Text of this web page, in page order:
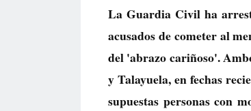
La Guardia Civil ha
acusados de cometer al
del 'abrazo cariñoso'.
y Talayuela, en fechas
supuestas personas con